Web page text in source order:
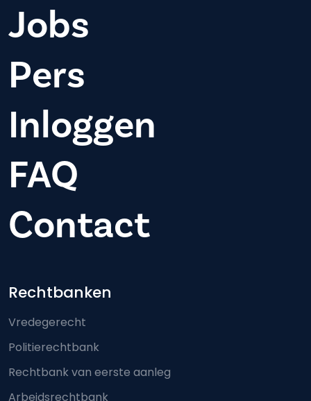
Jobs
Pers
Inloggen
FAQ
Contact
Footer-menu
Rechtbanken
Vredegerecht
Politierechtbank
Rechtbank van eerste aanleg
Arbeidsrechtbank